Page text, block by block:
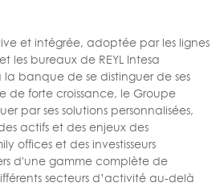
et intégrée, adoptée par les lignes
les bureaux de REYL Intesa
banque de se distinguer de ses
de forte croissance, le Groupe
par ses solutions personnalisées,
actifs et des enjeux des
offices et des investisseurs
d'une gamme complète de
secteurs d’activité au-delà